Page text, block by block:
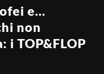
e…
non
i TOP&FLOP